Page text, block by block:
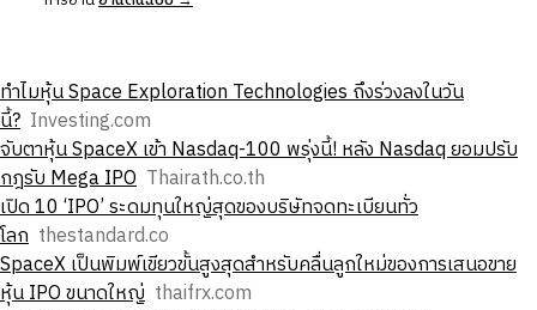
ทําไมหุ้น Space Exploration Technologies ถึงร่วงลงในวัน
นี้? Investing.com
จับตาหุ้น SpaceX เข้า Nasdaq-100 พรุ่งนี้! หลัง Nasdaq ยอมปรับ
กฎรับ Mega IPO Thairath.co.th
เปิด 10 ‘IPO’ ระดมทุนใหญ่สุดของบริษัทจดทะเบียนทั่ว
โลก thestandard.co
SpaceX เป็นพิมพ์เขียวขั้นสูงสุดสำหรับคลื่นลูกใหม่ของการเสนอขาย
หุ้น IPO ขนาดใหญ่ thaifrx.com